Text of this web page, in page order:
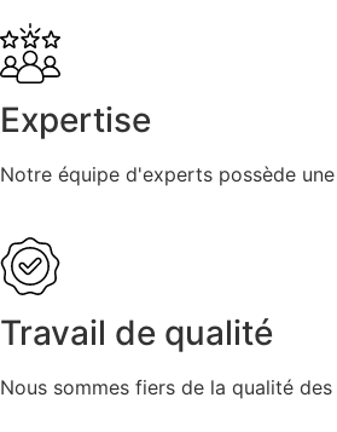
Expertise
Notre équipe d'experts possède
Travail de qualité
Nous sommes fiers de la qualité